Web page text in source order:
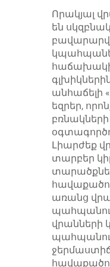
Որակյալ
են
հաճախակի
անհաճելի
եզրեր,
բռնակների
Լիարժեք
տարբեր
առանց
վրանների